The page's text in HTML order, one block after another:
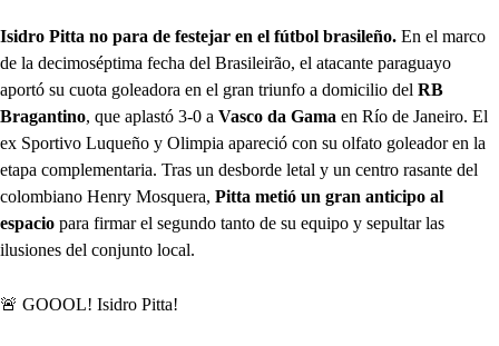
Isidro Pitta no para de festejar en el fútbol brasileño. En el marco
de la decimoséptima fecha del Brasileirão, el atacante paraguayo
aportó su cuota goleadora en el gran triunfo a domicilio del RB
Bragantino, que aplastó 3-0 a Vasco da Gama en Río de Janeiro. El
ex Sportivo Luqueño y Olimpia apareció con su olfato goleador en la
etapa complementaria. Tras un desborde letal y un centro rasante del
colombiano Henry Mosquera, Pitta metió un gran anticipo al
espacio para firmar el segundo tanto de su equipo y sepultar las
ilusiones del conjunto local.
🚨 GOOOL! Isidro Pitta!